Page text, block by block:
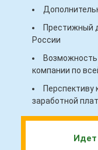
Престижный
России
компании по
Перспективу
заработной
Идет